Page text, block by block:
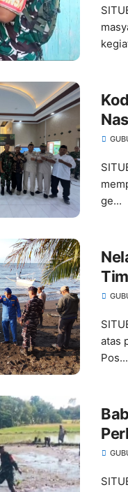
ge...
atas
Pos...